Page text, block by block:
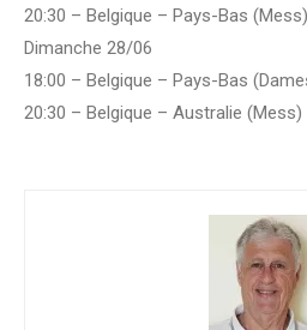
20:30 – Belgique – Pays-Bas (Mess)
Dimanche 28/06
18:00 – Belgique – Pays-Bas
20:30 – Belgique – Australie (Mess)